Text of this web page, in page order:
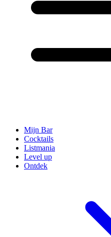
Mijn Bar
Cocktails
Listmania
Level up
Ontdek